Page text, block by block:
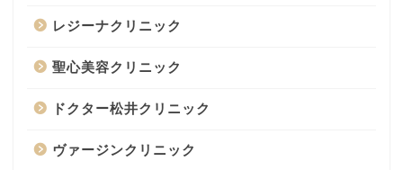
レジーナクリニック
聖心美容クリニック
ドクター松井クリニック
ヴァージンクリニック